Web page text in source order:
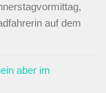
auf dem
aber im